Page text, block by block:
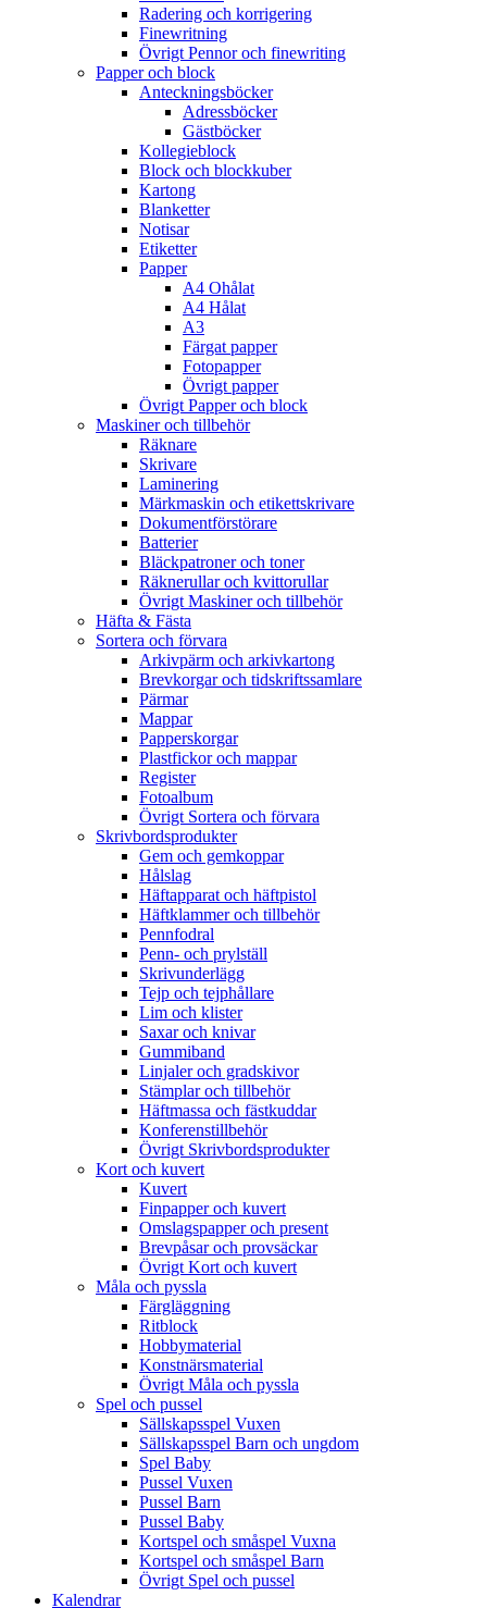
Radering och korrigering
Finewritning
Övrigt Pennor och finewriting
Papper och block
Anteckningsböcker
Adressböcker
Gästböcker
Kollegieblock
Block och blockkuber
Kartong
Blanketter
Notisar
Etiketter
Papper
A4 Ohålat
A4 Hålat
A3
Färgat papper
Fotopapper
Övrigt papper
Övrigt Papper och block
Maskiner och tillbehör
Räknare
Skrivare
Laminering
Märkmaskin och etikettskrivare
Dokumentförstörare
Batterier
Bläckpatroner och toner
Räknerullar och kvittorullar
Övrigt Maskiner och tillbehör
Häfta & Fästa
Sortera och förvara
Arkivpärm och arkivkartong
Brevkorgar och tidskriftssamlare
Pärmar
Mappar
Papperskorgar
Plastfickor och mappar
Register
Fotoalbum
Övrigt Sortera och förvara
Skrivbordsprodukter
Gem och gemkoppar
Hålslag
Häftapparat och häftpistol
Häftklammer och tillbehör
Pennfodral
Penn- och prylställ
Skrivunderlägg
Tejp och tejphållare
Lim och klister
Saxar och knivar
Gummiband
Linjaler och gradskivor
Stämplar och tillbehör
Häftmassa och fästkuddar
Konferenstillbehör
Övrigt Skrivbordsprodukter
Kort och kuvert
Kuvert
Finpapper och kuvert
Omslagspapper och present
Brevpåsar och provsäckar
Övrigt Kort och kuvert
Måla och pyssla
Färgläggning
Ritblock
Hobbymaterial
Konstnärsmaterial
Övrigt Måla och pyssla
Spel och pussel
Sällskapsspel Vuxen
Sällskapsspel Barn och ungdom
Spel Baby
Pussel Vuxen
Pussel Barn
Pussel Baby
Kortspel och småspel Vuxna
Kortspel och småspel Barn
Övrigt Spel och pussel
Kalendrar